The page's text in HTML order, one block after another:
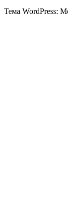
Тема WordPress: